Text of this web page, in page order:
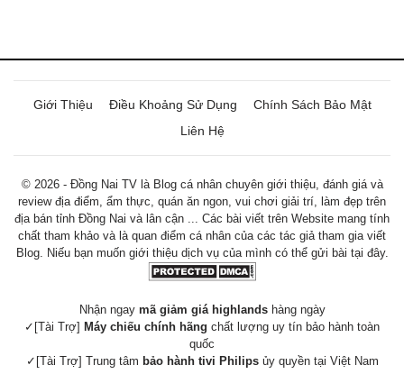
Giới Thiệu Điều Khoảng Sử Dụng
Chính Sách Bảo Mật
Liên Hệ
© 2026 - Đồng Nai TV là Blog cá nhân chuyên giới thiệu, đánh giá và
review địa điểm, ẩm thực, quán ăn ngon, vui chơi giải trí, làm đẹp trên
địa bán tỉnh Đồng Nai và lân cận ... Các bài viết trên Website mang tính
chất tham khảo và là quan điểm cá nhân của các tác giả tham gia viết
Blog. Niếu bạn muốn giới thiệu dịch vụ của mình có thể gửi bài tại đây.
Nhận ngay mã giảm giá highlandshàng ngày
✓[Tài Trợ] Máy chiếu chính hãng chất lượng uy tín bảo hành toàn
quốc
✓[Tài Trợ] Trung tâm bảo hành tivi Philipsủy quyền tại Việt Nam